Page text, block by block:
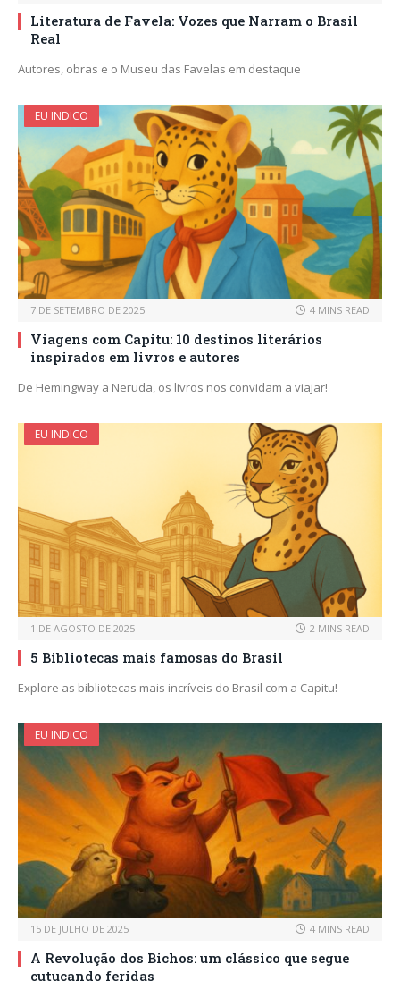
Literatura de Favela: Vozes que Narram o Brasil
Real
Autores, obras e o Museu das Favelas em destaque
EU INDICO
7 DE SETEMBRO DE 2025 4 MINS READ
Viagens com Capitu: 10 destinos literários
inspirados em livros e autores
De Hemingway a Neruda, os livros nos convidam a viajar!
EU INDICO
1 DE AGOSTO DE 2025 2 MINS READ
5 Bibliotecas mais famosas do Brasil
Explore as bibliotecas mais incríveis do Brasil com a Capitu!
EU INDICO
15 DE JULHO DE 2025 4 MINS READ
A Revolução dos Bichos: um clássico que segue
cutucando feridas